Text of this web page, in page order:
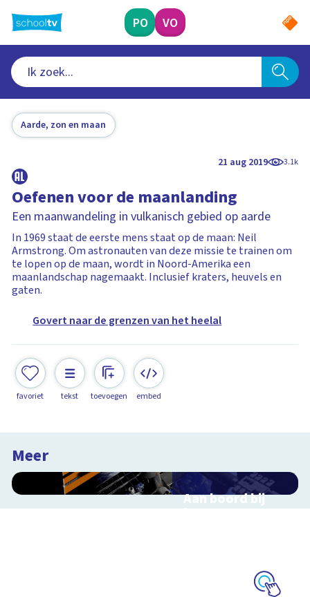
naar
hoofdinhoud
PO VO
Aarde, zon en maan
21 aug 2019 3.1k
Oefenen voor de maanlanding
Een maanwandeling in vulkanisch gebied op aarde
In 1969 staat de eerste mens staat op de maan: Neil
Armstrong. Om astronauten van deze missie te trainen om
te lopen op de maan, wordt in Noord-Amerika een
maanlandschap nagemaakt. Inclusief kraters, heuvels en
gaten.
Govert naar de grenzen van het heelal
favoriet tekst toevoegen embed
Meer
Aan boord bij
het ISS